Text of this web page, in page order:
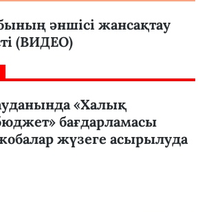
әншісі жансақтау
(ВИДЕО)
«Халық
бағдарламасы
жүзеге асырылуда